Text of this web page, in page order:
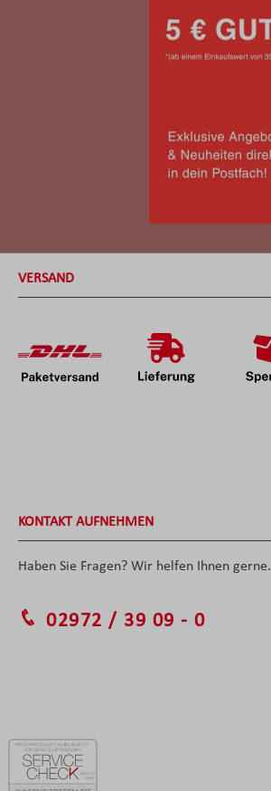
VERSAND
KONTAKT AUFNEHMEN
Haben Sie Fragen? Wir helfen Ihnen gerne.
02972 / 39 09 - 0